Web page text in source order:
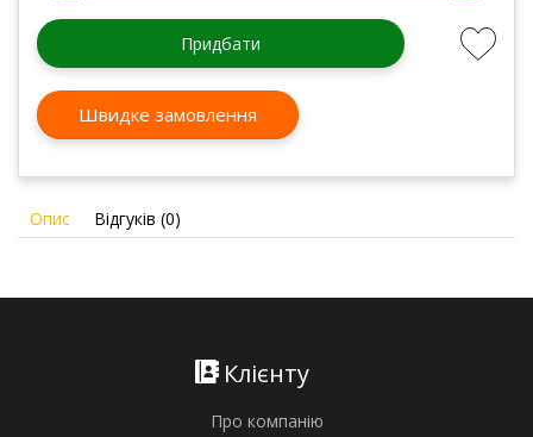
Придбати
Швидке замовлення
Опис Відгуків (0)
Клієнту
Про компанію